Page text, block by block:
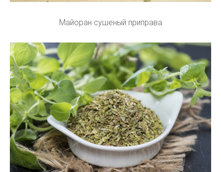
Майоран сушеный приправа